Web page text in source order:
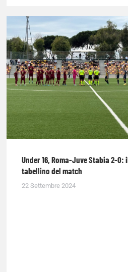
Under 16, Roma-Juve Stabia 2-0:
tabellino del match
22 Settembre 2024